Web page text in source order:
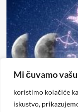
Mi čuvamo
koristimo kolačiće
iskustvo,